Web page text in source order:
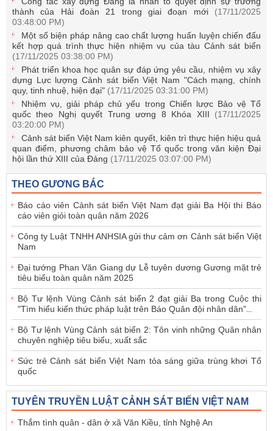
thành của Hải đoàn 21 trong giai đoạn mới (17/11/2025
03:48:00 PM)
Một số biện pháp nâng cao chất lượng huấn luyện chiến đấu
kết hợp quá trình thực hiện nhiệm vụ của tàu Cảnh sát biển
(17/11/2025 03:38:00 PM)
Phát triển khoa học quân sự đáp ứng yêu cầu, nhiệm vụ xây
dựng Lực lượng Cảnh sát biển Việt Nam "Cách mạng, chính
quy, tinh nhuệ, hiện đại" (17/11/2025 03:31:00 PM)
Nhiệm vụ, giải pháp chủ yếu trong Chiến lược Bảo vệ Tổ
quốc theo Nghị quyết Trung ương 8 Khóa XIII (17/11/2025
03:20:00 PM)
Cảnh sát biển Việt Nam kiên quyết, kiên trì thực hiện hiệu quả
quan điểm, phương châm bảo vệ Tổ quốc trong văn kiện Đại
hội lần thứ XIII của Đảng (17/11/2025 03:07:00 PM)
THEO GƯƠNG BÁC
Báo cáo viên Cảnh sát biển Việt Nam đạt giải Ba Hội thi Báo
cáo viên giỏi toàn quân năm 2026
Công ty Luật TNHH ANHSIA gửi thư cảm ơn Cảnh sát biển Việt
Nam
Đại tướng Phan Văn Giang dự Lễ tuyên dương Gương mặt trẻ
tiêu biểu toàn quân năm 2025
Bộ Tư lệnh Vùng Cảnh sát biển 2 đạt giải Ba trong Cuộc thi
"Tìm hiểu kiến thức pháp luật trên Báo Quân đội nhân dân"...
Bộ Tư lệnh Vùng Cảnh sát biển 2: Tôn vinh những Quân nhân
chuyên nghiệp tiêu biểu, xuất sắc
Sức trẻ Cảnh sát biển Việt Nam tỏa sáng giữa trùng khơi Tổ
quốc
TUYÊN TRUYỀN LUẬT CẢNH SÁT BIỂN VIỆT NAM
Thắm tình quân - dân ở xã Văn Kiều, tỉnh Nghệ An